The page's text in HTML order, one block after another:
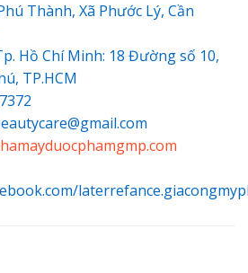
Thành, Xã Phước Lý, Cần
Hồ Chí Minh: 18 Đường số 10,
TP.HCM